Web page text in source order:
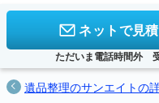
ネットで見
ただいま電話時間外
遺品整理のサンエイトの